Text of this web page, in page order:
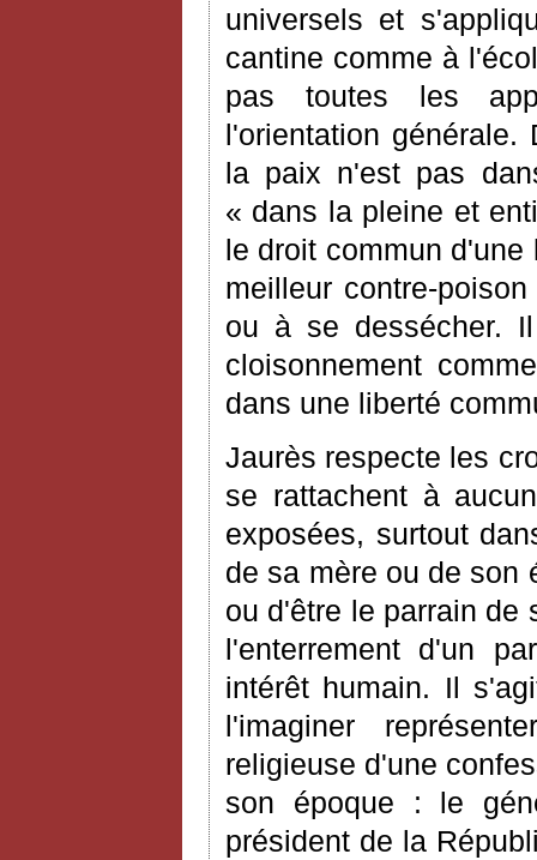
universels et
cantine comme à
pas toutes les
l'orientation
la paix n'est pas
« dans la pleine et
le droit commun
meilleur contre-
ou à se dessécher.
cloisonnement
dans une liberté
Jaurès respecte les
se rattachent à
exposées, surtout
de sa mère ou de son
ou d'être le parrain de
l'enterrement d'un
intérêt humain. Il
l'imaginer
religieuse d'une
son époque : le
président de la